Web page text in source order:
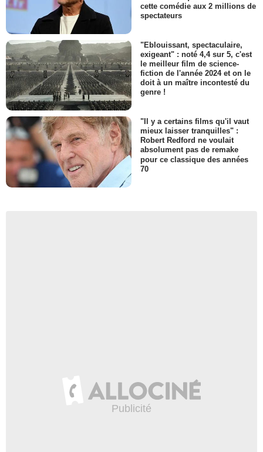
cette comédie aux 2 millions de
spectateurs
"Eblouissant, spectaculaire,
exigeant" : noté 4,4 sur 5, c'est
le meilleur film de science-
fiction de l'année 2024 et on le
doit à un maître incontesté du
genre !
"Il y a certains films qu'il vaut
mieux laisser tranquilles" :
Robert Redford ne voulait
absolument pas de remake
pour ce classique des années
70